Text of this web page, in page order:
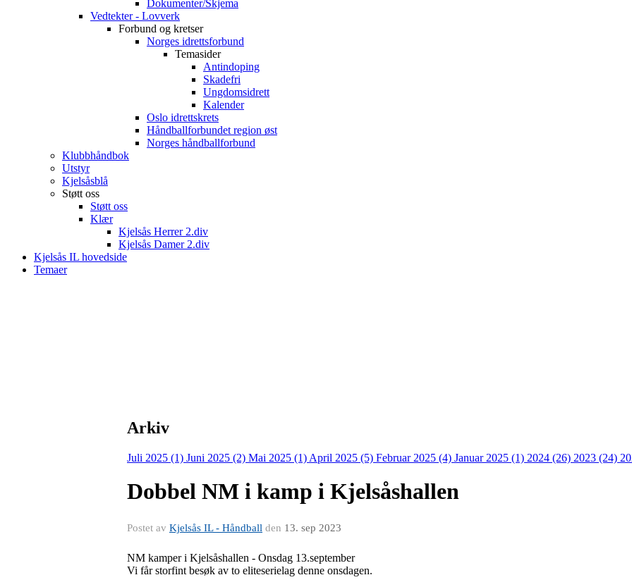
Dokumenter/Skjema
Vedtekter - Lovverk
Forbund og kretser
Norges idrettsforbund
Temasider
Antindoping
Skadefri
Ungdomsidrett
Kalender
Oslo idrettskrets
Håndballforbundet region øst
Norges håndballforbund
Klubbhåndbok
Utstyr
Kjelsåsblå
Støtt oss
Støtt oss
Klær
Kjelsås Herrer 2.div
Kjelsås Damer 2.div
Kjelsås IL hovedside
Temaer
Arkiv
Juli 2025 (1) Juni 2025 (2) Mai 2025 (1) April 2025 (5) Februar 2025 (4) Januar 2025 (1) 2024 (26) 2023 (24)
Dobbel NM i kamp i Kjelsåshallen
Postet av Kjelsås IL - Håndball den 13. sep 2023
NM kamper i Kjelsåshallen - Onsdag 13.september
Vi får storfint besøk av to eliteserielag denne onsdagen.